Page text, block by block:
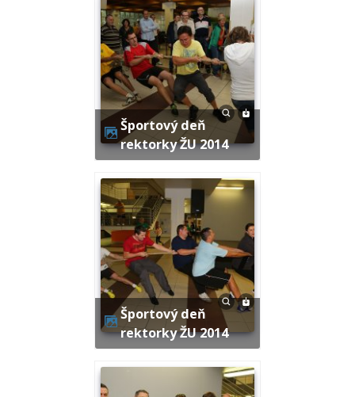
Športový deň
rektorky ŽU 2014
Športový deň
rektorky ŽU 2014